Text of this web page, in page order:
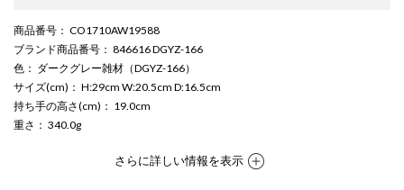
商品番号 ： CO1710AW19588
ブランド商品番号 ： 846616 DGYZ-166
色 ： ダークグレー雑材（DGYZ-166）
サイズ(cm) ： H:29cm W:20.5cm D:16.5cm
持ち手の高さ(cm) ： 19.0cm
重さ ： 340.0g
さらに詳しい情報を表示